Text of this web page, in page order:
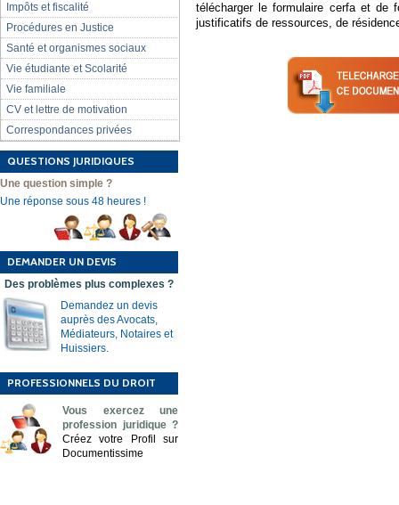
Impôts et fiscalité
Procédures en Justice
Santé et organismes sociaux
Vie étudiante et Scolarité
Vie familiale
CV et lettre de motivation
Correspondances privées
QUESTIONS JURIDIQUES
Une question simple ?
Une réponse sous 48 heures !
DEMANDER UN DEVIS
Des problèmes plus complexes ?
Demandez un devis
auprès des Avocats,
Médiateurs, Notaires et
Huissiers.
PROFESSIONNELS DU DROIT
Vous exercez une
profession juridique ?
Créez votre Profil sur
Documentissime
télécharger le formulaire cerfa et de
justificatifs de ressources, de